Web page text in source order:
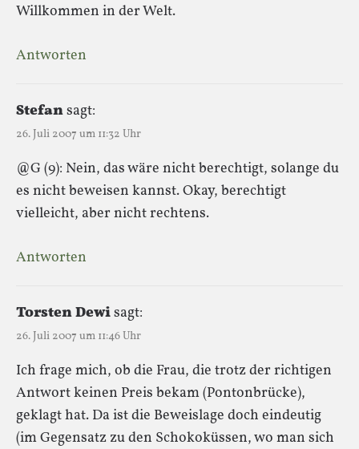
Willkommen in der Welt.
Antworten
Stefansagt:
26. Juli 2007 um 11:32 Uhr
@G (9): Nein, das wäre nicht berechtigt, solange du
es nicht beweisen kannst. Okay, berechtigt
vielleicht, aber nicht rechtens.
Antworten
Torsten Dewisagt:
26. Juli 2007 um 11:46 Uhr
Ich frage mich, ob die Frau, die trotz der richtigen
Antwort keinen Preis bekam (Pontonbrücke),
geklagt hat. Da ist die Beweislage doch eindeutig
(im Gegensatz zu den Schokoküssen, wo man sich